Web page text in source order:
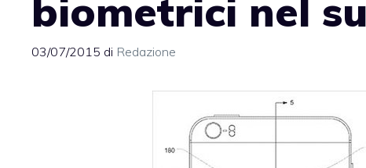
biometrici nel
03/07/2015 di Redazione